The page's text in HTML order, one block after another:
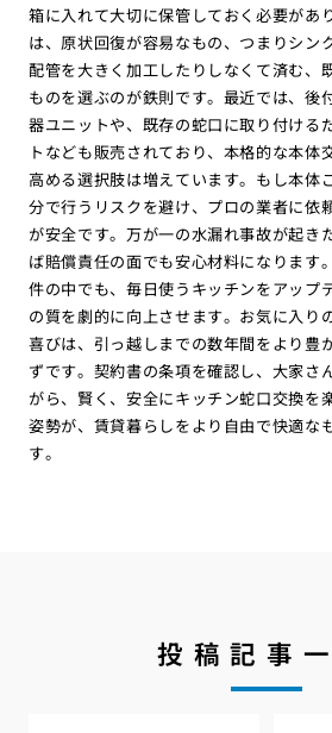
箱に入れて大切に保管しておく必要があ
は、原状回復が容易なもの、つまりシン
配管を大きく加工したりしなくて済む、
ものを選ぶのが鉄則です。最近では、後
器ユニットや、既存の蛇口に取り付ける
トなども販売されており、本格的な本体
高める選択肢は増えています。もし本体
分で行うリスクを避け、プロの業者に依
が安全です。万が一の水漏れ事故が起き
ば賠償責任の面でも安心材料になります
件の中でも、毎日使うキッチンをアップ
の質を劇的に向上させます。お気に入り
喜びは、引っ越しまでの数年間をより豊
ずです。契約書の条項を確認し、大家さ
がら、賢く、安全にキッチン蛇口交換を
姿勢が、賃貸暮らしをより自由で快適な
す。
投稿記事